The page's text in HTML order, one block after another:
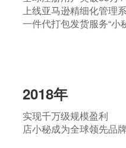
上线亚马逊精细化管理
一件代打包发货服务“小
2018年
实现千万级规模盈利
店小秘成为全球领先品牌